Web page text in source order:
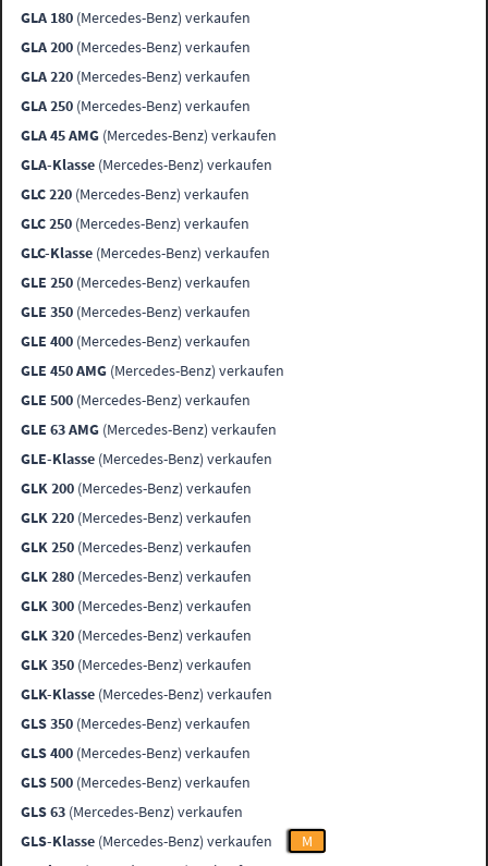
GLA 180 (Mercedes-Benz) verkaufen
GLA 200 (Mercedes-Benz) verkaufen
GLA 220 (Mercedes-Benz) verkaufen
GLA 250 (Mercedes-Benz) verkaufen
GLA 45 AMG (Mercedes-Benz) verkaufen
GLA-Klasse (Mercedes-Benz) verkaufen
GLC 220 (Mercedes-Benz) verkaufen
GLC 250 (Mercedes-Benz) verkaufen
GLC-Klasse (Mercedes-Benz) verkaufen
GLE 250 (Mercedes-Benz) verkaufen
GLE 350 (Mercedes-Benz) verkaufen
GLE 400 (Mercedes-Benz) verkaufen
GLE 450 AMG (Mercedes-Benz) verkaufen
GLE 500 (Mercedes-Benz) verkaufen
GLE 63 AMG (Mercedes-Benz) verkaufen
GLE-Klasse (Mercedes-Benz) verkaufen
GLK 200 (Mercedes-Benz) verkaufen
GLK 220 (Mercedes-Benz) verkaufen
GLK 250 (Mercedes-Benz) verkaufen
GLK 280 (Mercedes-Benz) verkaufen
GLK 300 (Mercedes-Benz) verkaufen
GLK 320 (Mercedes-Benz) verkaufen
GLK 350 (Mercedes-Benz) verkaufen
GLK-Klasse (Mercedes-Benz) verkaufen
GLS 350 (Mercedes-Benz) verkaufen
GLS 400 (Mercedes-Benz) verkaufen
GLS 500 (Mercedes-Benz) verkaufen
GLS 63 (Mercedes-Benz) verkaufen
GLS-Klasse (Mercedes-Benz) verkaufen
M